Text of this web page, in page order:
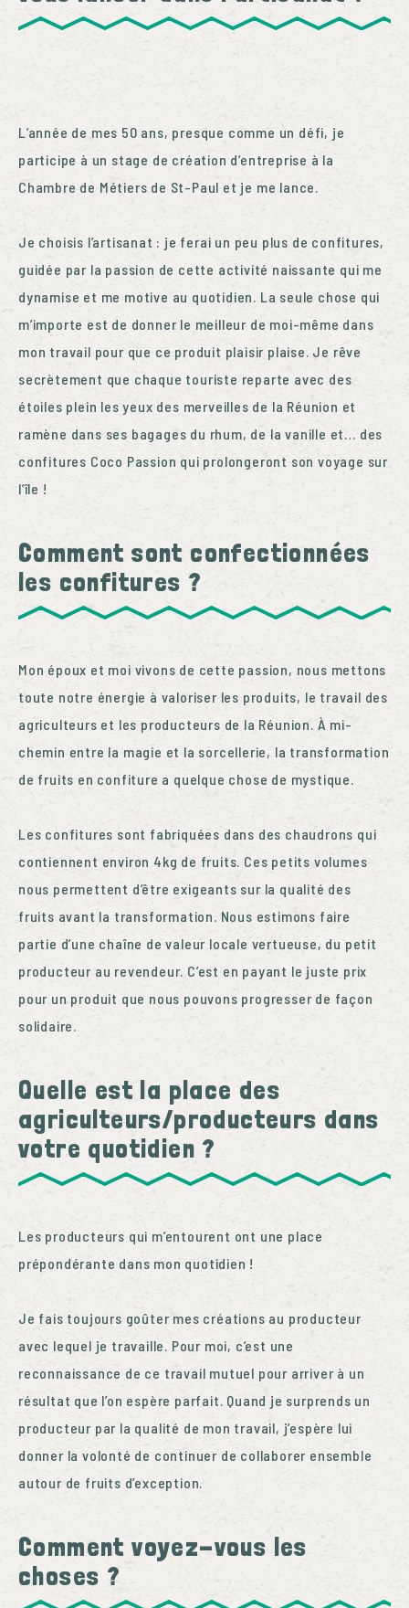
L’année de mes 50 ans, presque comme un défi, je
participe à un stage de création d’entreprise à la
Chambre de Métiers de St-Paul et je me lance.
Je choisis l’artisanat : je ferai un peu plus de confitures,
guidée par la passion de cette activité naissante qui me
dynamise et me motive au quotidien. La seule chose qui
m’importe est de donner le meilleur de moi-même dans
mon travail pour que ce produit plaisir plaise. Je rêve
secrètement que chaque touriste reparte avec des
étoiles plein les yeux des merveilles de la Réunion et
ramène dans ses bagages du rhum, de la vanille et… des
confitures Coco Passion qui prolongeront son voyage sur
l’île !
Comment sont confectionnées
les confitures ?
Mon époux et moi vivons de cette passion, nous mettons
toute notre énergie à valoriser les produits, le travail des
agriculteurs et les producteurs de la Réunion. À mi-
chemin entre la magie et la sorcellerie, la transformation
de fruits en confiture a quelque chose de mystique.
Les confitures sont fabriquées dans des chaudrons qui
contiennent environ 4kg de fruits. Ces petits volumes
nous permettent d’être exigeants sur la qualité des
fruits avant la transformation. Nous estimons faire
partie d’une chaîne de valeur locale vertueuse, du petit
producteur au revendeur. C’est en payant le juste prix
pour un produit que nous pouvons progresser de façon
solidaire.
Quelle est la place des
agriculteurs/producteurs dans
votre quotidien ?
Les producteurs qui m’entourent ont une place
prépondérante dans mon quotidien !
Je fais toujours goûter mes créations au producteur
avec lequel je travaille. Pour moi, c’est une
reconnaissance de ce travail mutuel pour arriver à un
résultat que l’on espère parfait. Quand je surprends un
producteur par la qualité de mon travail, j’espère lui
donner la volonté de continuer de collaborer ensemble
autour de fruits d’exception.
Comment voyez-vous les
choses ?